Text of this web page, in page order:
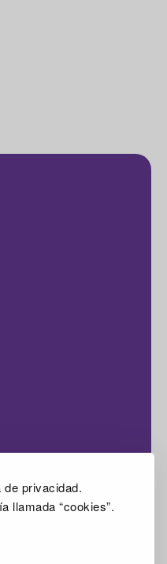
privacidad.
llamada “cookies”.